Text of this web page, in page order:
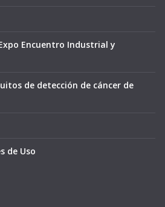
Encuentro Industrial y
de detección de cáncer de
de Uso